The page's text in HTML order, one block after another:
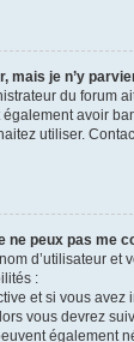
mais je n’y
du forum
avoir
utiliser.
ne peux pas me
d’utilisateur et
:
et si vous
vous devrez
également